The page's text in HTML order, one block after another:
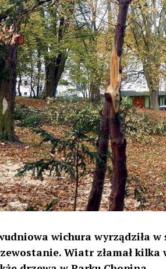
wichura wyrządziła
Wiatr złamał kilka